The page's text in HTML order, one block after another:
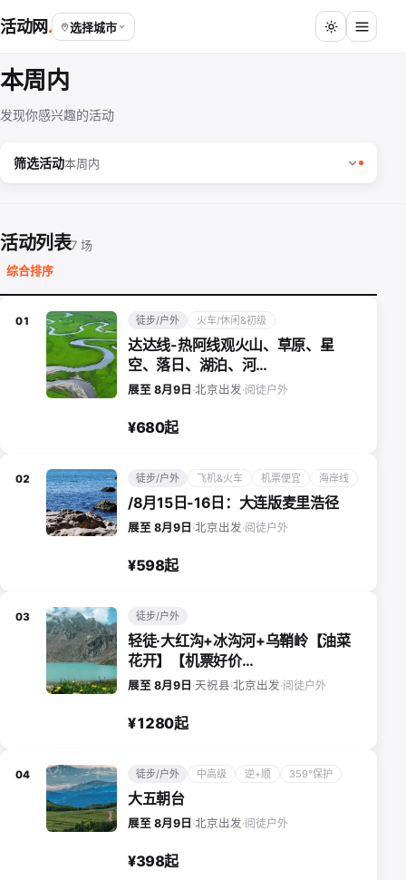
活动网 选择城市
本周内
发现你感兴趣的活动
筛选活动本周内
活动列表7 场
综合排序
01 徒步/户外 火车/休闲&初级
达达线-热阿线观火山、草原、星
空、落日、湖泊、河…
展至 8月9日 ·北京出发·阅徒户外
¥680起
02 徒步/户外 飞机&火车 机票便宜 海岸线
/8月15日-16日：大连版麦里浩径
展至 8月9日 ·北京出发·阅徒户外
¥598起
03 徒步/户外
轻徒·大红沟+冰沟河+乌鞘岭【油菜
花开】【机票好价…
展至 8月9日 ·天祝县·北京出发·阅徒户外
¥1280起
04 徒步/户外 中高级 逆+顺 359°保护
大五朝台
展至 8月9日 ·北京出发·阅徒户外
¥398起